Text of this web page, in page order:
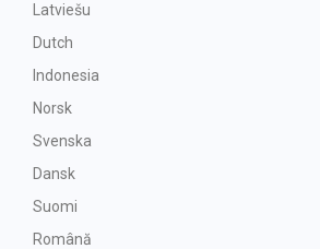
Latviešu
Dutch
Indonesia
Norsk
Svenska
Dansk
Suomi
Română